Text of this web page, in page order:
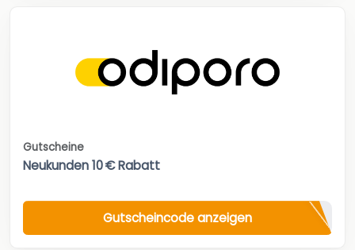
Gutscheine
Neukunden 10 € Rabatt
Gutscheincode anzeigen